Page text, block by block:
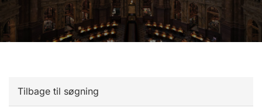
Tilbage til søgning